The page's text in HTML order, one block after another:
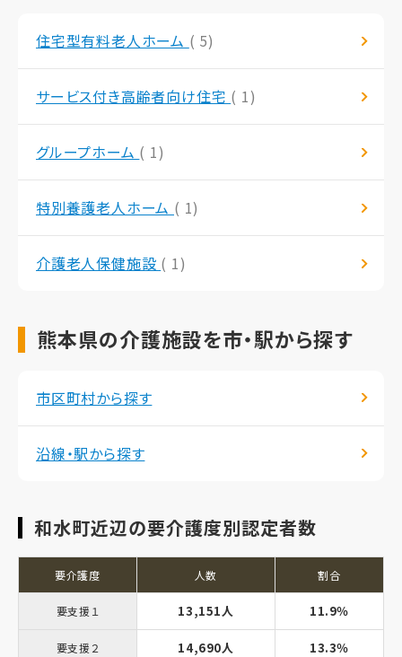
住宅型有料老人ホーム ( 5)
サービス付き高齢者向け住宅 ( 1)
グループホーム ( 1)
特別養護老人ホーム ( 1)
介護老人保健施設 ( 1)
熊本県の介護施設を市・駅から探す
市区町村から探す
沿線・駅から探す
和水町近辺の要介護度別認定者数
要介護度 人数 割合
要支援１ 13,151人 11.9％
要支援２ 14,690人 13.3％